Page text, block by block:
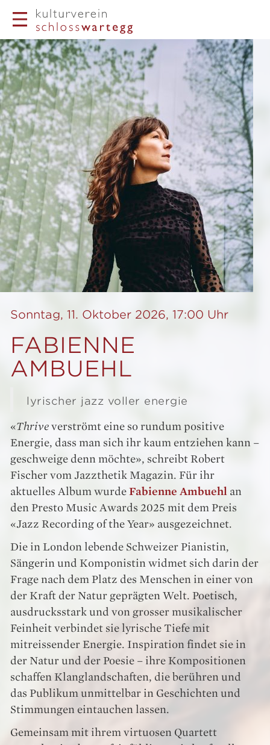
Sonntag, 11. Oktober 2026, 17:00 Uhr
FABIENNE
AMBUEHL
lyrischer jazz voller energie
«Thrive verströmt eine so rundum positive
Energie, dass man sich ihr kaum entziehen kann –
geschweige denn möchte», schreibt Robert
Fischer vom Jazzthetik Magazin. Für ihr
aktuelles Album wurde Fabienne Ambuehl an
den Presto Music Awards 2025 mit dem Preis
«Jazz Recording of the Year» ausgezeichnet.
Die in London lebende Schweizer Pianistin,
Sängerin und Komponistin widmet sich darin der
Frage nach dem Platz des Menschen in einer von
der Kraft der Natur geprägten Welt. Poetisch,
ausdrucksstark und von grosser musikalischer
Feinheit verbindet sie lyrische Tiefe mit
mitreissender Energie. Inspiration findet sie in
der Natur und der Poesie – ihre Kompositionen
schaffen Klanglandschaften, die berühren und
das Publikum unmittelbar in Geschichten und
Stimmungen eintauchen lassen.
Gemeinsam mit ihrem virtuosen Quartett